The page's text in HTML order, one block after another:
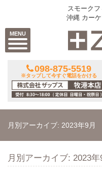
MENU
スモーク
沖縄 カー
098-875-5519
※タップして今すぐ電話をかける
月別アーカイブ: 2023年9月
月別アーカイブ: 2023年